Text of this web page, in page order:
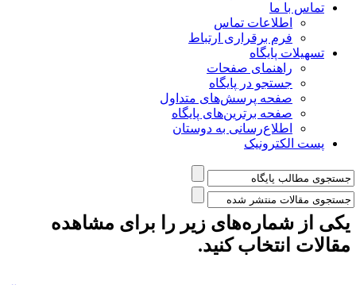
تماس با ما
اطلاعات تماس
فرم برقراری ارتباط
تسهیلات پایگاه
راهنمای صفحات
جستجو در پایگاه
صفحه پرسش‌های متداول
صفحه برترین‌های پایگاه
اطلاع‌رسانی به دوستان
پست الکترونیک
از شماره‌های زیر را برای مشاهده
انتخاب کنید.